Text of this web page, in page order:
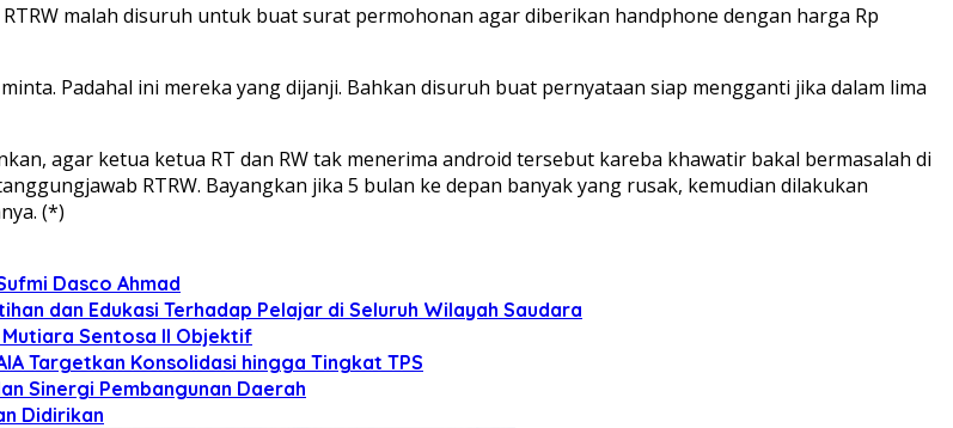
malah disuruh untuk buat surat permohonan agar diberikan handphone dengan harga Rp
Padahal ini mereka yang dijanji. Bahkan disuruh buat pernyataan siap mengganti jika dalam lima
agar ketua ketua RT dan RW tak menerima android tersebut kareba khawatir bakal bermasalah di
RTRW. Bayangkan jika 5 bulan ke depan banyak yang rusak, kemudian dilakukan
(*)
Dasco Ahmad
dan Edukasi Terhadap Pelajar di Seluruh Wilayah Saudara
Mutiara Sentosa II Objektif
Targetkan Konsolidasi hingga Tingkat TPS
Sinergi Pembangunan Daerah
Didirikan